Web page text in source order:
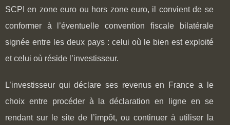
SCPI en zone euro ou hors zone euro, il convient de se
conformer à l’éventuelle convention fiscale bilatérale
signée entre les deux pays : celui où le bien est exploité
et celui où réside l’investisseur.
L’investisseur qui déclare ses revenus en France a le
choix entre procéder à la déclaration en ligne en se
rendant sur le site de l’impôt, ou continuer à utiliser la